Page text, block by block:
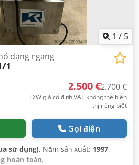
1 / 5
dạng ngang
1
2.500 €2.700 €
EXW giá cố định VAT không thể hiển
thị riêng biệt
Gọi điện
sử dụng), Năm sản xuất: 1997,
hoàn toàn,